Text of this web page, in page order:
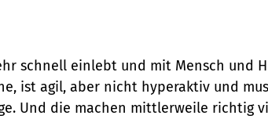
schnell einlebt und mit Mensch und
ist agil, aber nicht hyperaktiv und
Und die machen mittlerweile richtig